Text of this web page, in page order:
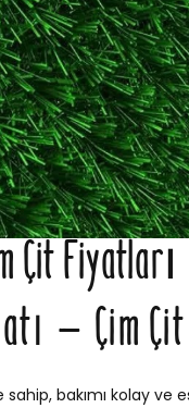
Çit Fiyatları
– Çim
bakımı kolay ve